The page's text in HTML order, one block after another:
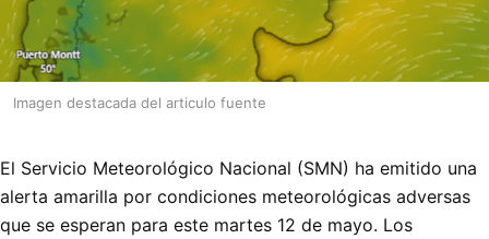
Imagen destacada del articulo fuente
El Servicio Meteorológico Nacional (SMN) ha emitido una
alerta amarilla por condiciones meteorológicas adversas
que se esperan para este martes 12 de mayo. Los